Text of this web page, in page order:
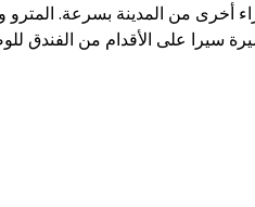
أخرى من المدينة بسرعة.
سيرا على الأقدام من الفندق